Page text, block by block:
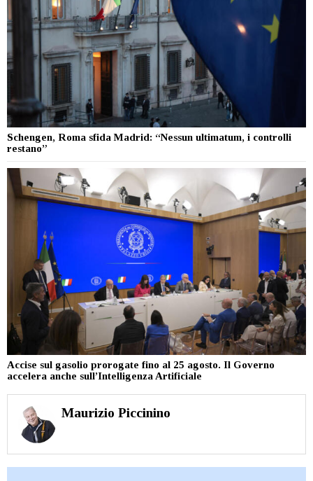
Schengen, Roma sfida Madrid: “Nessun ultimatum, i controlli
restano”
Accise sul gasolio prorogate fino al 25 agosto. Il Governo
accelera anche sull’Intelligenza Artificiale
Maurizio Piccinino